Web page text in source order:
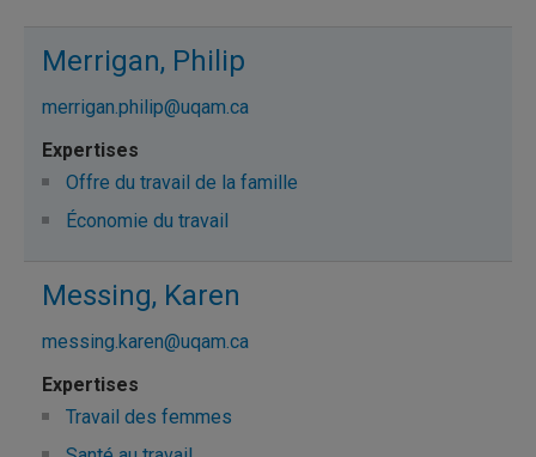
Merrigan, Philip
merrigan.philip@uqam.ca
Offre du travail de la famille
Économie du travail
Messing, Karen
messing.karen@uqam.ca
Travail des femmes